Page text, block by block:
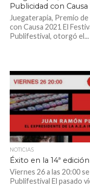
Publicidad con Causa
Juegaterapia, Premio
con Causa 2021 El
Publifestival, otorgó el...
NOTICIAS
Éxito en la 14ª
Viernes 26 a las 20:00
Publifestival El pasado